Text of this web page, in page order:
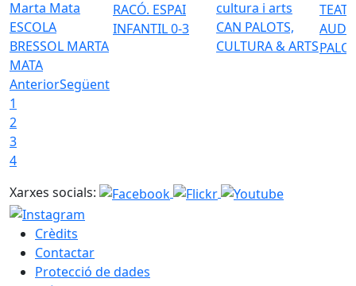
ESCOLA
BRESSOL MARTA
MATA
RACÓ. ESPAI
INFANTIL 0-3
CAN PALOTS,
CULTURA & ARTS
AnteriorSegüent
1
2
3
4
Xarxes socials:
Crèdits
Contactar
Protecció de dades